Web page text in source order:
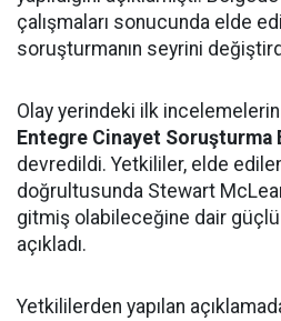
çalışmaları sonucunda elde
soruşturmanın seyrini
Olay yerindeki ilk incelemelerin
Entegre Cinayet Soruşturma
devredildi. Yetkililer, elde
doğrultusunda Stewart
gitmiş olabileceğine dair
açıkladı.
Yetkililerden yapılan